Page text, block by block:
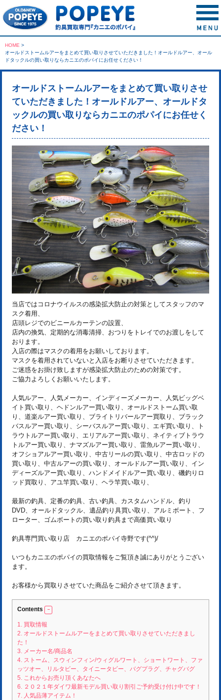
HOME >
オールドストームルアーをまとめて買い取りさせていただきました！オールドルアー、オール
ドタックルの買い取りならカニエのポパイにお任せください！
オールドストームルアーをまとめて買い取りさせ
ていただきました！オールドルアー、オールドタ
ックルの買い取りならカニエのポパイにお任せく
ださい！
当店ではコロナウイルスの感染拡大防止の対策としてスタッフのマ
スク着用、
店頭レジでのビニールカーテンの設置、
店内の換気、定期的な消毒清掃、おつりをトレイでのお渡しをして
おります。
入店の際はマスクの着用をお願いしております。
マスクを着用されていないと入店をお断りさせていただきます。
ご迷惑をお掛け致しますが感染拡大防止のための対策です。
ご協力よろしくお願いいたします。
人気ルアー、人気メーカー、インディーズメーカー、人気ビッグベ
イト買い取り、ヘドンルアー買い取り、オールドストーム買い取
り、道楽ルアー買い取り、ブライトリバールアー買取り、ブラック
バスルアー買い取り、シーバスルアー買い取り、エギ買い取り、ト
ラウトルアー買い取り、エリアルアー買い取り、ネイティブトラウ
トルアー買い取り、ナマズルアー買い取り、雷魚ルアー買い取り、
オフショアルアー買い取り、中古リールの買い取り、中古ロッドの
買い取り、中古ルアーの買い取り、オールドルアー買い取り、イン
ディーズルアー買い取り、ハンドメイドルアー買い取り、磯釣りロ
ッド買取り、アユ竿買い取り、ヘラ竿買い取り、
最新の釣具、定番の釣具、古い釣具、カスタムハンドル、釣り
DVD、オールドタックル、遺品釣り具買い取り、アルミボート、フ
ローター、ゴムボートの買い取り釣具まで高価買い取り
釣具専門買い取り店 カニエのポパイ寺野です(^^)/
いつもカニエのポパイの買取情報をご覧頂き誠にありがとうござい
ます。
お客様から買取りさせていた商品をご紹介させて頂きます。
Contents
1. 買取情報
2. オールドストームルアーをまとめて買い取りさせていただきまし
た！
3. メーカー名/商品名
4. ストーム、スウィンフィン/ウィグルワート、ショートワート、ファ
ッツオー、リルタビー、タイニータビー、バグプラグ、チャグバグ
5. これからお売り頂くあなたへ
6. ２０２１年ダイワ最新モデル買い取り割引ご予約受け付け中です！
7. 人気品薄アイテム！